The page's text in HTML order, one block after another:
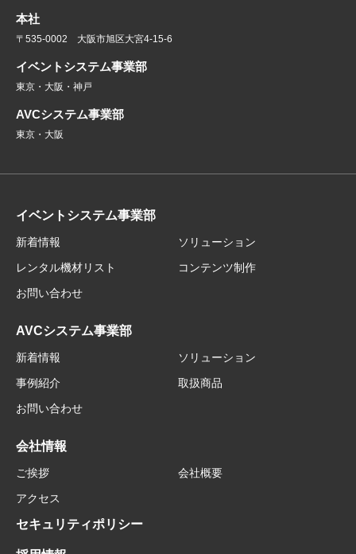
本社
〒535-0002 大阪市旭区大宮4-15-6
イベントシステム事業部
東京・大阪・神戸
AVCシステム事業部
東京・大阪
イベントシステム事業部
新着情報
ソリューション
レンタル機材リスト
コンテンツ制作
お問い合わせ
AVCシステム事業部
新着情報
ソリューション
事例紹介
取扱商品
お問い合わせ
会社情報
ご挨拶
会社概要
アクセス
セキュリティポリシー